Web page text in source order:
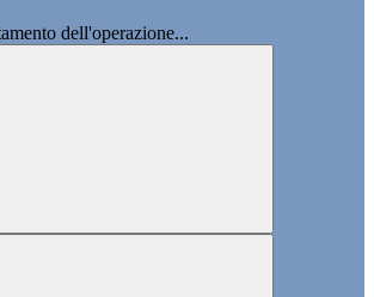
dell'operazione...